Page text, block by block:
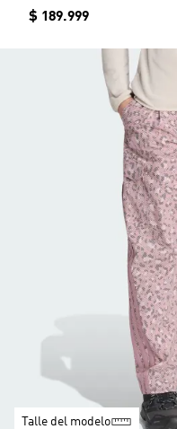
Precio
$ 189.999
Talle del modelo